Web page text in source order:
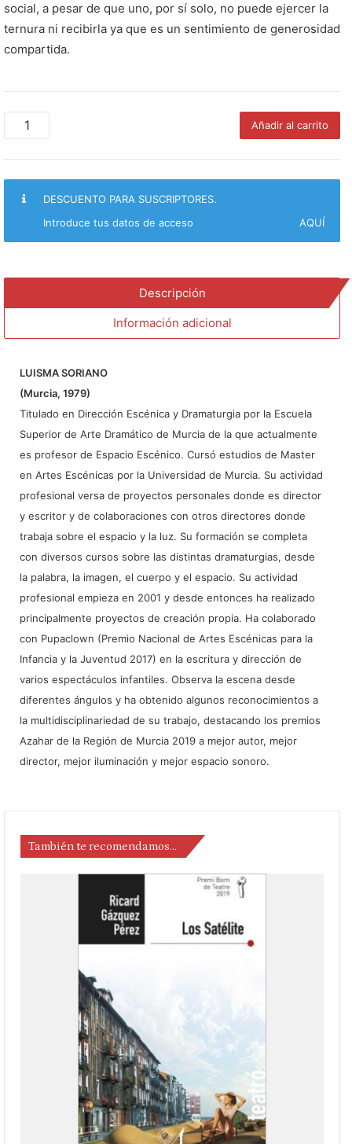
social, a pesar de que uno, por sí solo, no puede ejercer la
ternura ni recibirla ya que es un sentimiento de generosidad
compartida.
desmoronamiento
ternura
cantidad
Añadir al carrito
DESCUENTO PARA SUSCRIPTORES.
Introduce tus datos de acceso
AQUÍ
Descripción
Información adicional
LUISMA SORIANO
(Murcia, 1979)
Titulado en Dirección Escénica y Dramaturgia por la Escuela
Superior de Arte Dramático de Murcia de la que actualmente
es profesor de Espacio Escénico. Cursó estudios de Master
en Artes Escénicas por la Universidad de Murcia. Su actividad
profesional versa de proyectos personales donde es director
y escritor y de colaboraciones con otros directores donde
trabaja sobre el espacio y la luz. Su formación se completa
con diversos cursos sobre las distintas dramaturgias, desde
la palabra, la imagen, el cuerpo y el espacio. Su actividad
profesional empieza en 2001 y desde entonces ha realizado
principalmente proyectos de creación propia. Ha colaborado
con Pupaclown (Premio Nacional de Artes Escénicas para la
Infancia y la Juventud 2017) en la escritura y dirección de
varios espectáculos infantiles. Observa la escena desde
diferentes ángulos y ha obtenido algunos reconocimientos a
la multidisciplinariedad de su trabajo, destacando los premios
Azahar de la Región de Murcia 2019 a mejor autor, mejor
director, mejor iluminación y mejor espacio sonoro.
También te recomendamos…